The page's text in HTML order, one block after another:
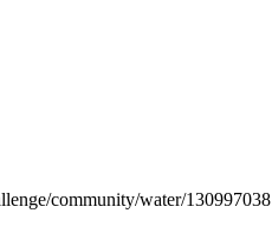
community/water/130997038